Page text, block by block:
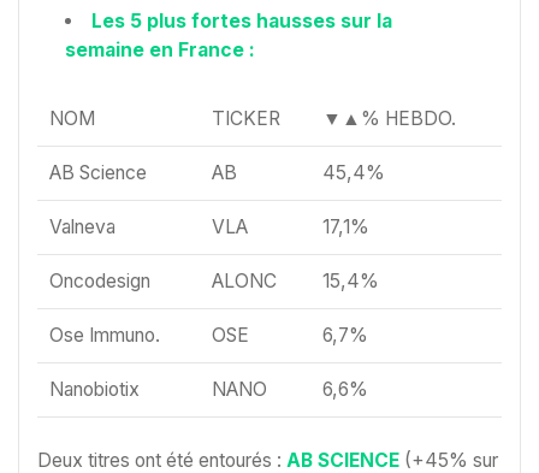
Les 5 plus fortes hausses sur la
semaine en France :
NOM TICKER ▼▲% HEBDO.
AB Science AB 45,4%
Valneva VLA 17,1%
Oncodesign ALONC 15,4%
Ose Immuno. OSE 6,7%
Nanobiotix NANO 6,6%
Deux titres ont été entourés : AB SCIENCE (+45% sur